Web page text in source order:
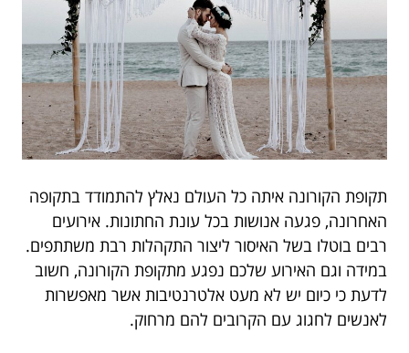
תקופת הקורונה איתה כל העולם נאלץ להתמודד בתקופה
האחרונה, פגעה אנושות בכל עונת החתונות. אירועים
רבים בוטלו בשל האיסור ליצור התקהלות רבת משתתפים.
במידה וגם האירוע שלכם נפגע מתקופת הקורונה, חשוב
לדעת כי כיום יש לא מעט אלטרנטיבות אשר מאפשרות
לאנשים לחגוג עם הקרובים להם מרחוק.